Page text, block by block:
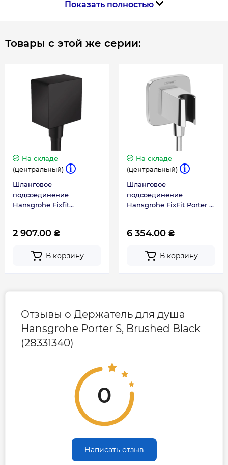
Ширина, мм
Показать полностью
Товары с этой же серии:
На складе
(центральный)
Шланговое
подсоединение
Hansgrohe Fixfit
2 907.00 ₴
В корзину
На складе
(центральный)
Шланговое
подсоединение
Hansgrohe FixFit Porter Q
6 354.00 ₴
В корзину
Отзывы о Держатель для душа
Hansgrohe Porter S, Brushed Black
(28331340)
0
Написать отзыв